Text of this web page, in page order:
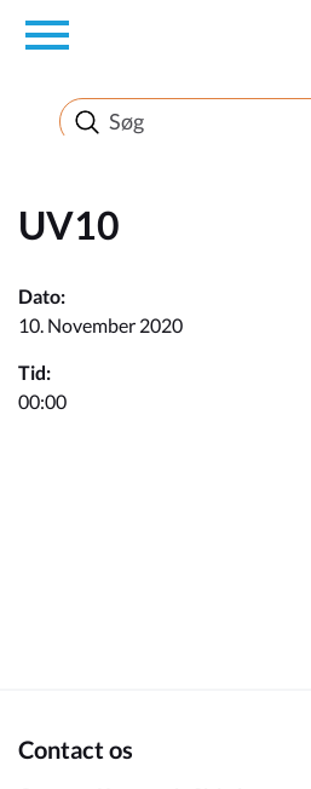
en
Borger
Erhverv
Politik
Turisme
UV10
Dato:
10. November 2020
Tid:
00:00
Contact os